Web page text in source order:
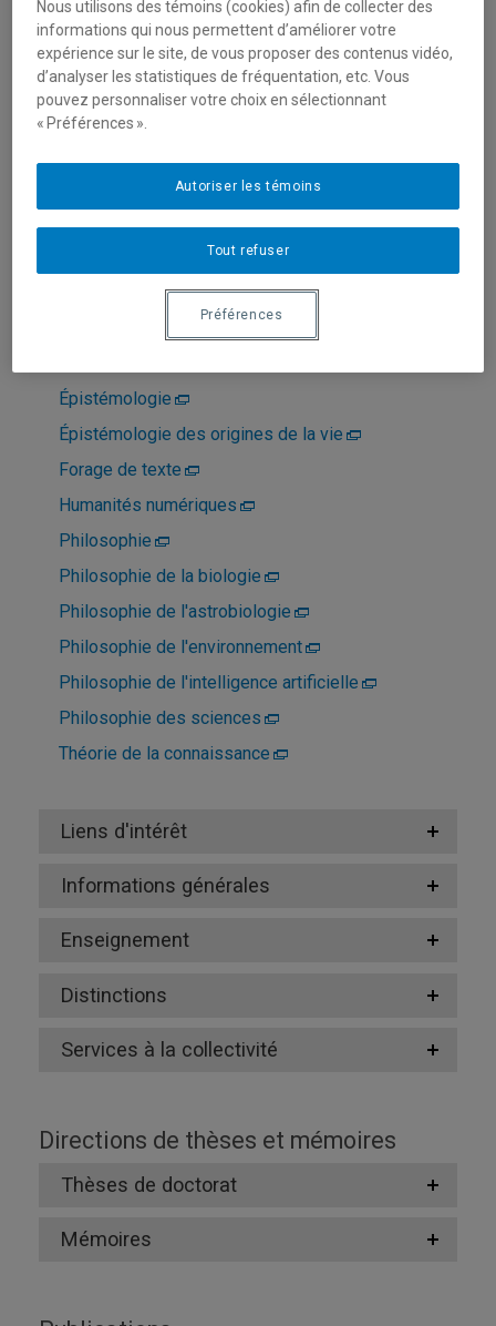
malaterre.christophe@uqam.ca
Téléphone: (514) 987-3000 poste 4403
: Français, Anglais
Domaines d'expertise
Épistémologie
Épistémologie des origines de la vie
Forage de texte
Humanités numériques
Philosophie
Philosophie de la biologie
Philosophie de l'astrobiologie
Philosophie de l'environnement
Philosophie de l'intelligence artificielle
Philosophie des sciences
Théorie de la connaissance
Liens d'intérêt
Informations générales
Enseignement
Distinctions
Services à la collectivité
Directions de thèses et mémoires
Thèses de doctorat
Mémoires
Nous utilisons des témoins (cookies) afin de collecter des
informations qui nous permettent d’améliorer votre
expérience sur le site, de vous proposer des contenus vidéo,
d’analyser les statistiques de fréquentation, etc. Vous
pouvez personnaliser votre choix en sélectionnant
« Préférences ».
Tout refuser
Autoriser les témoins
Préférences